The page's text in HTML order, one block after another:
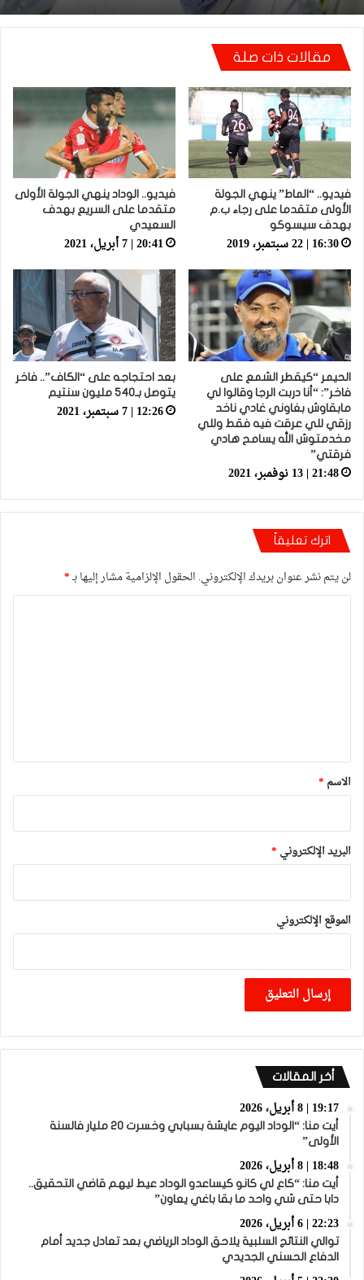
أيت منا: “كاع لي كانو كيساعدو الوداد عيط ليهم
قاضي التحقيق.. دابا حتى شي واحد ما بقا باغي
مقالات ذات صلة
فيديو.. “الماط” ينهي الجولة
الأولى متقدما على رجاء ب.م
بهدف سيسوكو
16:30 | 22 سبتمبر، 2019
فيديو.. الوداد ينهي الجولة الأولى
متقدما على السريع بهدف
السعيدي
20:41 | 7 أبريل، 2021
الحيمر “كيقطر الشمع على
فاخر”: “أنا دربت الرجا وقالوا لي
مابقاوش بغاوني غادي ناخد
رزقي للي عرقت فيه فقط وللي
مخدمتوش الله يسامح هادي
فرقتي”
21:48 | 13 نوفمبر، 2021
بعد احتجاجه على “الكاف”.. فاخر
يتوصل بـ540 مليون سنتيم
12:26 | 7 سبتمبر، 2021
اترك تعليقاً
لن يتم نشر عنوان بريدك الإلكتروني. الحقول الإلزامية مشار إليها بـ*
*
الاسم *
البريد الإلكتروني *
الموقع الإلكتروني
أخر المقالات
19:17 | 8 أبريل، 2026
أيت منا: “الوداد اليوم عايشة بسبابي وخسرت 20 مليار فالسنة
الأولى”
18:48 | 8 أبريل، 2026
أيت منا: “كاع لي كانو كيساعدو الوداد عيط ليهم قاضي التحقيق..
دابا حتى شي واحد ما بقا باغي يعاون”
22:23 | 6 أبريل، 2026
توالي النتائج السلبية يلاحق الوداد الرياضي بعد تعادل جديد أمام
الدفاع الحسني الجديدي